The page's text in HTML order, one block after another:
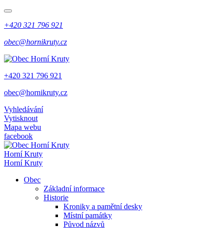
+420 321 796 921
obec@hornikruty.cz
+420 321 796 921
obec@hornikruty.cz
Vyhledávání
Vytisknout
Mapa webu
facebook
Horní Kruty
Horní Kruty
Obec
Základní informace
Historie
Kroniky a pamětní desky
Místní památky
Původ názvů